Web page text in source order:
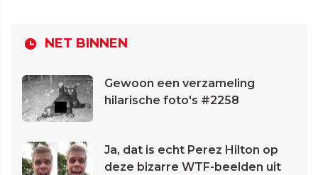
NET BINNEN
Gewoon een verzameling
hilarische foto's #2258
Ja, dat is echt Perez Hilton op
deze bizarre WTF-beelden uit